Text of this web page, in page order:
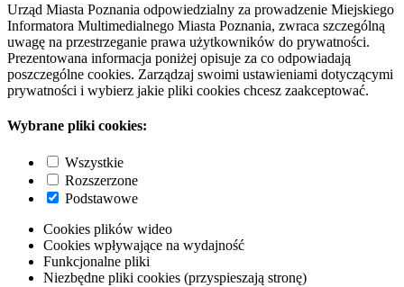
Urząd Miasta Poznania odpowiedzialny za prowadzenie Miejskiego
Informatora Multimedialnego Miasta Poznania, zwraca szczególną
uwagę na przestrzeganie prawa użytkowników do prywatności.
Prezentowana informacja poniżej opisuje za co odpowiadają
poszczególne cookies. Zarządzaj swoimi ustawieniami dotyczącymi
prywatności i wybierz jakie pliki cookies chcesz zaakceptować.
Wybrane pliki cookies:
Wszystkie
Rozszerzone
Podstawowe
Cookies plików wideo
Cookies wpływające na wydajność
Funkcjonalne pliki
Niezbędne pliki cookies (przyspieszają stronę)